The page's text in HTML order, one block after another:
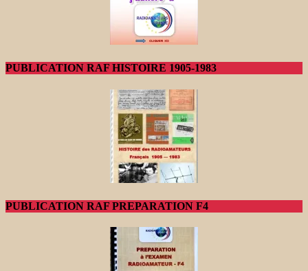
PUBLICATION RAF HISTOIRE 1905-1983
PUBLICATION RAF PREPARATION F4